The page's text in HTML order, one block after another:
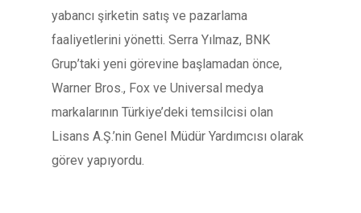
yabancı şirketin satış ve pazarlama
faaliyetlerini yönetti. Serra Yılmaz, BNK
Grup’taki yeni görevine başlamadan önce,
Warner Bros., Fox ve Universal medya
markalarının Türkiye’deki temsilcisi olan
Lisans A.Ş.’nin Genel Müdür Yardımcısı olarak
görev yapıyordu.